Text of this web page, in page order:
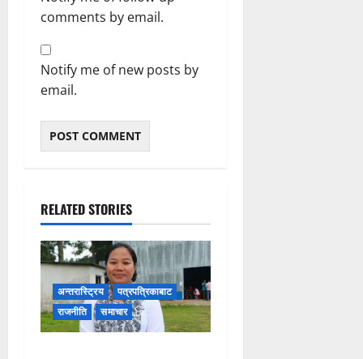
comments by email.
Notify me of new posts by
email.
RELATED STORIES
अन्तरास्ट्रिय
पत्रपत्रिकाबाट
राजनीति
समाचार